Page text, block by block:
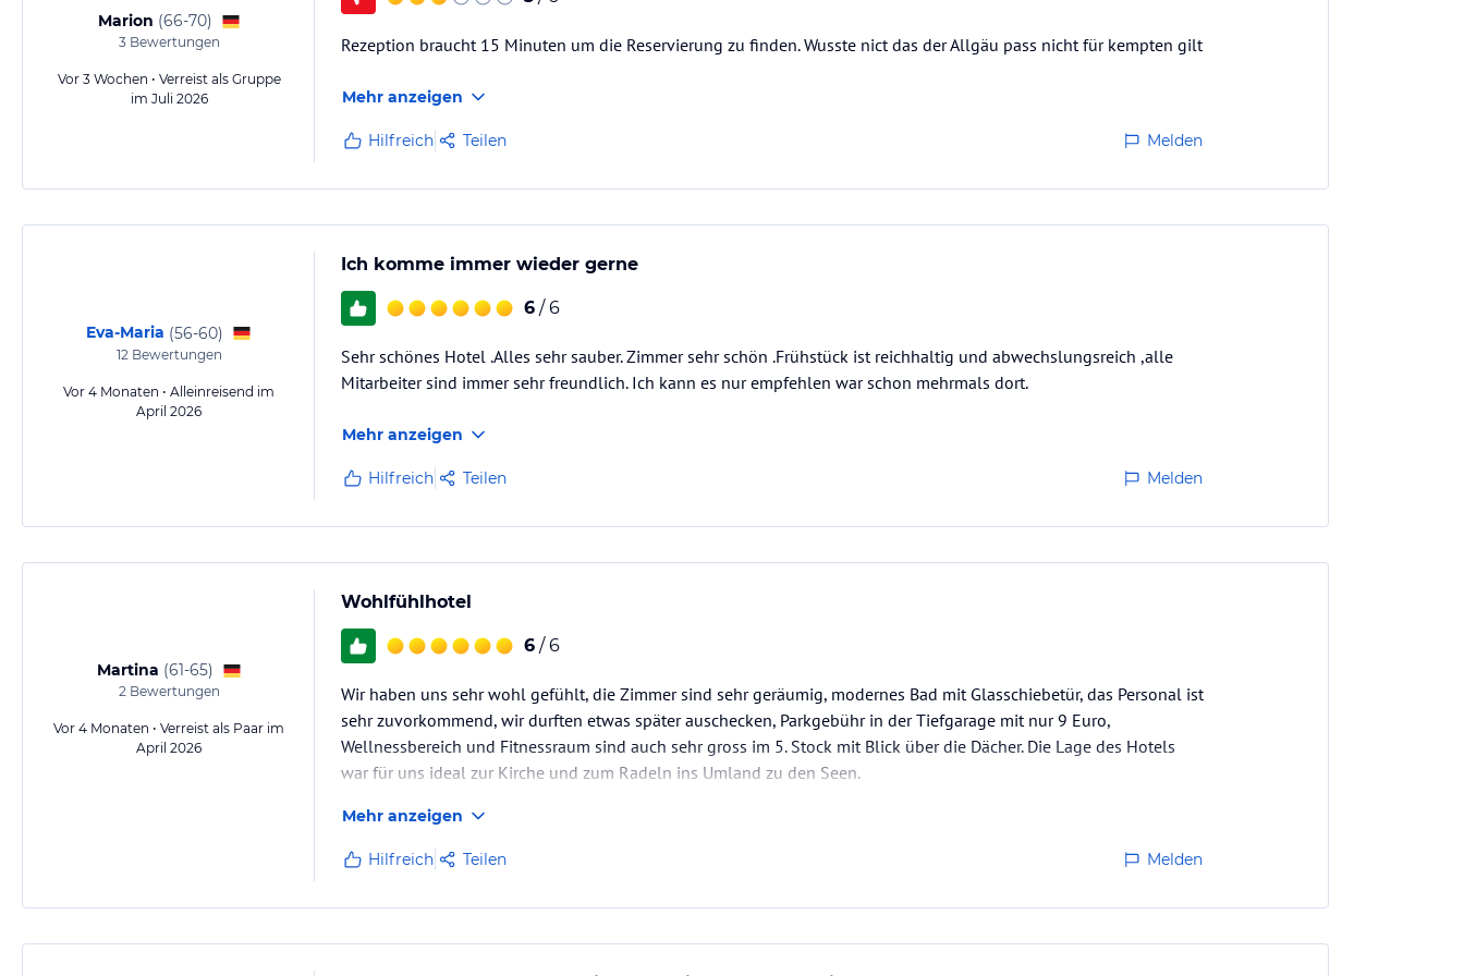
Allgemeine und unverbindliche Hoteliers-/Veranstalter-/Kataloginformationen. Alle Angaben ohne
Gewähr und ohne Prüfung durch HolidayCheck. Bitte lies vor der Buchung die verbindlichen
jeweiligen Veranstalters.
Marion (66-70)
3Bewertungen
Vor 3 Wochen • Verreist als Gruppe
im Juli 2026
Rezeption braucht 15 Minuten um die Reservierung zu finden. Wusste nict das der Allgäu pass nicht für kempten gilt
Mehr anzeigen
Hilfreich Teilen Melden
Eva-Maria (56-60)
12Bewertungen
Vor 4 Monaten • Alleinreisend im
April 2026
Ich komme immer wieder gerne
6 / 6
Sehr schönes Hotel .Alles sehr sauber. Zimmer sehr schön .Frühstück ist reichhaltig und abwechslungsreich ,alle
Mitarbeiter sind immer sehr freundlich. Ich kann es nur empfehlen war schon mehrmals dort.
Mehr anzeigen
Hilfreich Teilen Melden
Martina (61-65)
2Bewertungen
Vor 4 Monaten • Verreist als Paar im
April 2026
Wohlfühlhotel
6 / 6
Wir haben uns sehr wohl gefühlt, die Zimmer sind sehr geräumig, modernes Bad mit Glasschiebetür, das Personal ist
sehr zuvorkommend, wir durften etwas später auschecken, Parkgebühr in der Tiefgarage mit nur 9 Euro,
Wellnessbereich und Fitnessraum sind auch sehr gross im 5. Stock mit Blick über die Dächer. Die Lage des Hotels
war für uns ideal zur Kirche und zum Radeln ins Umland zu den Seen.
Mehr anzeigen
Hilfreich Teilen Melden